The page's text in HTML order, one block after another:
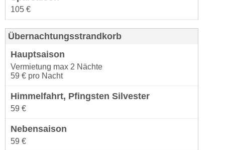
105 €
Übernachtungsstrandkorb
Vermietung max 2 Nächte
59 € pro Nacht
59 €
59 €